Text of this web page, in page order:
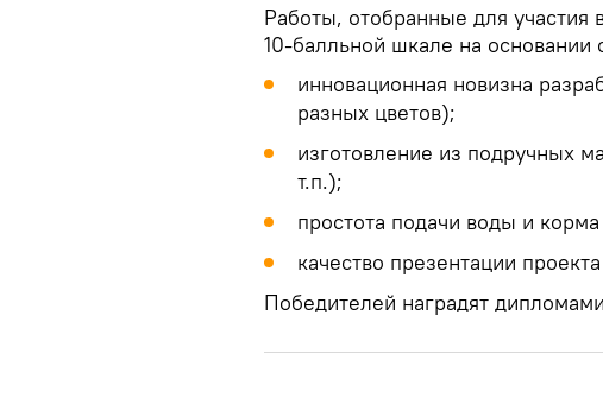
Работы, отобранные для участия
10-балльной шкале на
инновационная новизна
разных цветов);
изготовление из подручных
т.п.);
простота подачи воды и
качество презентации
Победителей наградят